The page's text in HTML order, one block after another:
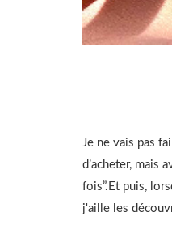
Je ne vais pas
d’acheter, mais
fois”.Et puis,
j'aille les